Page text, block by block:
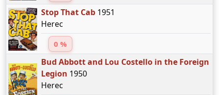
Stop That Cab1951
Herec
0 %
Bud Abbott and Lou Costello in the Foreign
Legion 1950
Herec